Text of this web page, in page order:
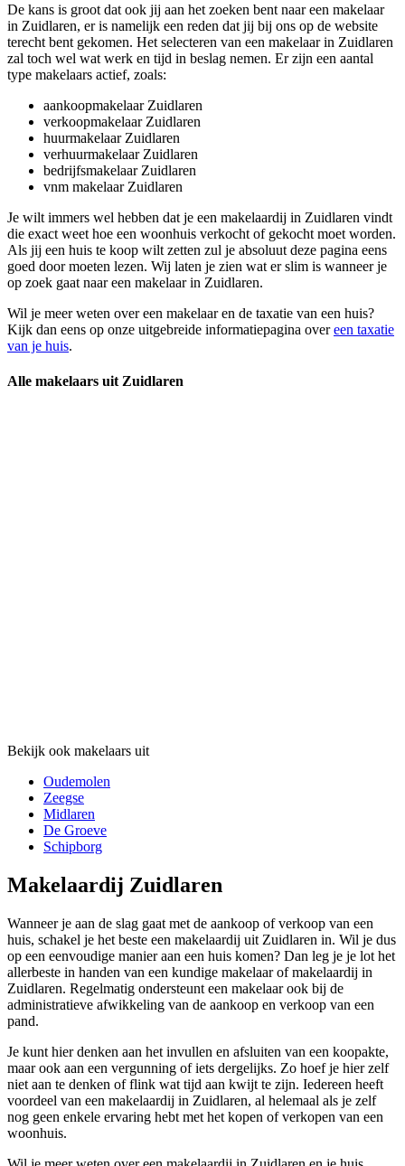
De kans is groot dat ook jij aan het zoeken bent naar een makelaar
in Zuidlaren, er is namelijk een reden dat jij bij ons op de website
terecht bent gekomen. Het selecteren van een makelaar in Zuidlaren
zal toch wel wat werk en tijd in beslag nemen. Er zijn een aantal
type makelaars actief, zoals:
aankoopmakelaar Zuidlaren
verkoopmakelaar Zuidlaren
huurmakelaar Zuidlaren
verhuurmakelaar Zuidlaren
bedrijfsmakelaar Zuidlaren
vnm makelaar Zuidlaren
Je wilt immers wel hebben dat je een makelaardij in Zuidlaren vindt
die exact weet hoe een woonhuis verkocht of gekocht moet worden.
Als jij een huis te koop wilt zetten zul je absoluut deze pagina eens
goed door moeten lezen. Wij laten je zien wat er slim is wanneer je
op zoek gaat naar een makelaar in Zuidlaren.
Wil je meer weten over een makelaar en de taxatie van een huis?
Kijk dan eens op onze uitgebreide informatiepagina overeen taxatie
van je huis.
Alle makelaars uit Zuidlaren
Bekijk ook makelaars uit
Oudemolen
Zeegse
Midlaren
De Groeve
Schipborg
Makelaardij Zuidlaren
Wanneer je aan de slag gaat met de aankoop of verkoop van een
huis, schakel je het beste een makelaardij uit Zuidlaren in. Wil je dus
op een eenvoudige manier aan een huis komen? Dan leg je je lot het
allerbeste in handen van een kundige makelaar of makelaardij in
Zuidlaren. Regelmatig ondersteunt een makelaar ook bij de
administratieve afwikkeling van de aankoop en verkoop van een
pand.
Je kunt hier denken aan het invullen en afsluiten van een koopakte,
maar ook aan een vergunning of iets dergelijks. Zo hoef je hier zelf
niet aan te denken of flink wat tijd aan kwijt te zijn. Iedereen heeft
voordeel van een makelaardij in Zuidlaren, al helemaal als je zelf
nog geen enkele ervaring hebt met het kopen of verkopen van een
woonhuis.